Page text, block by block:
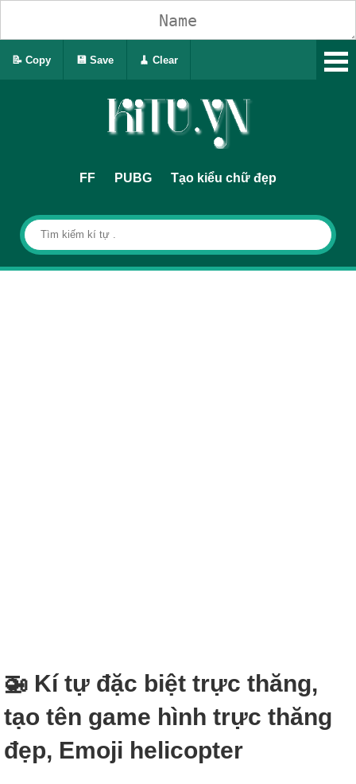
FF PUBG Tạo kiểu chữ đẹp
🚁 Kí tự đặc biệt trực thăng,
tạo tên game hình trực thăng
đẹp, Emoji helicopter
📝 Copy 💾 Save 🧹 Clear